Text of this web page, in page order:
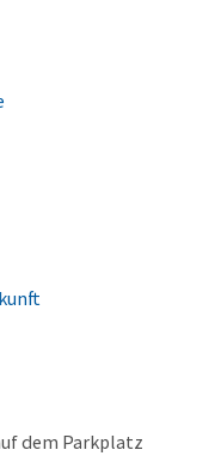
dem Parkplatz